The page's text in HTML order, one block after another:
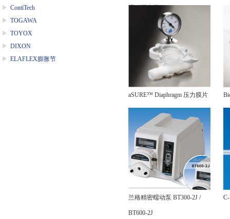
ContiTech
TOGAWA
TOYOX
DIXON
ELAFLEX膨胀节
aSURE™ Diaphragm 压力膜片
兰格精密蠕动泵 BT300-2J /
BT600-2J